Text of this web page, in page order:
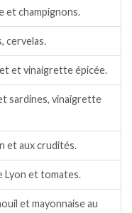
et champignons.
cervelas.
et vinaigrette épicée.
sardines, vinaigrette
et aux crudités.
Lyon et tomates.
et mayonnaise au